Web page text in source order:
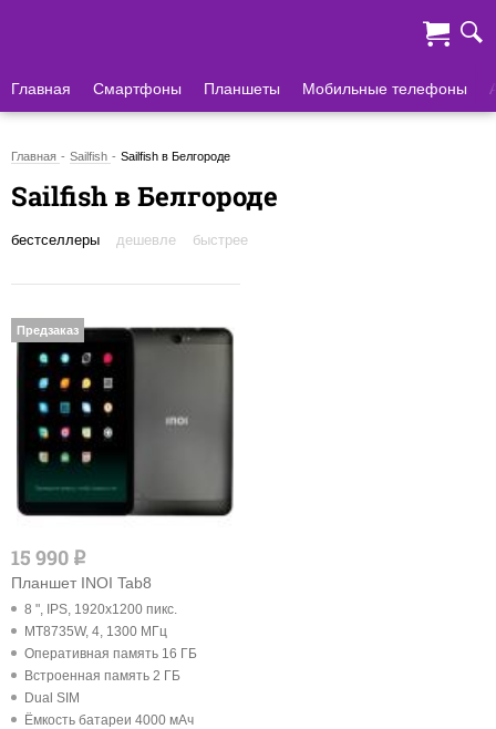
Главная Смартфоны Планшеты Мобильные телефоны
Главная Sailfish Sailfish в Белгороде
Sailfish в Белгороде
бестселлеры дешевле быстрее
15 990 q
Планшет INOI Tab8
8 ", IPS, 1920x1200 пикс.
MT8735W, 4, 1300 МГц
Оперативная память 16 ГБ
Встроенная память 2 ГБ
Dual SIM
Ёмкость батареи 4000 мАч
Предзаказ